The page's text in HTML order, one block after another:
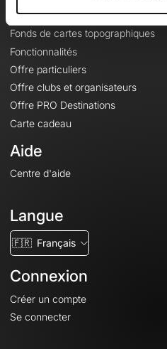
Offres
Fonds de cartes topographiques
Fonctionnalités
Offre particuliers
Offre clubs et organisateurs
Offre PRO Destinations
Carte cadeau
Aide
Centre d'aide
Langue
🇫🇷 Français
Connexion
Créer un compte
Se connecter